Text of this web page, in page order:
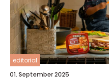
editorial
01. September 2025